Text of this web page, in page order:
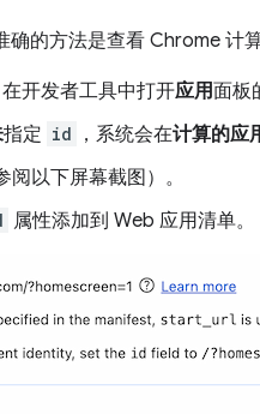
确的方法是查看 Chrome 计算
开发者工具中打开应用面板
指定 id ，系统会在计算的应
阅以下屏幕截图）。
属性添加到 Web 应用清单。